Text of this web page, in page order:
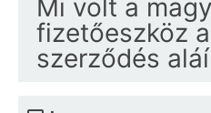
Mi volt a
fizetőeszköz
szerződés